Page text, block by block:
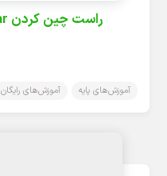
راست چین کردن Toolbar متریال اندروید
آموزش‌های پایه آموزش‌های رایگان